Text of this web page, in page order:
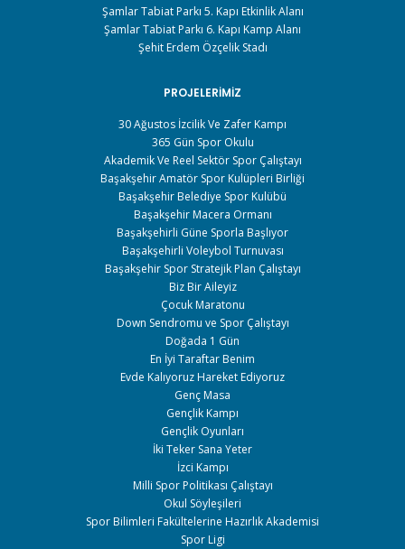
Şamlar Tabiat Parkı 5. Kapı Etkinlik Alanı
Şamlar Tabiat Parkı 6. Kapı Kamp Alanı
Şehit Erdem Özçelik Stadı
PROJELERIMIZ
30 Ağustos İzcilik Ve Zafer Kampı
365 Gün Spor Okulu
Akademik Ve Reel Sektör Spor Çalıştayı
Başakşehir Amatör Spor Kulüpleri Birliği
Başakşehir Belediye Spor Kulübü
Başakşehir Macera Ormanı
Başakşehirli Güne Sporla Başlıyor
Başakşehirli Voleybol Turnuvası
Başakşehir Spor Stratejik Plan Çalıştayı
Biz Bir Aileyiz
Çocuk Maratonu
Down Sendromu ve Spor Çalıştayı
Doğada 1 Gün
En İyi Taraftar Benim
Evde Kalıyoruz Hareket Ediyoruz
Genç Masa
Gençlik Kampı
Gençlik Oyunları
İki Teker Sana Yeter
İzci Kampı
Milli Spor Politikası Çalıştayı
Okul Söyleşileri
Spor Bilimleri Fakültelerine Hazırlık Akademisi
Spor Ligi